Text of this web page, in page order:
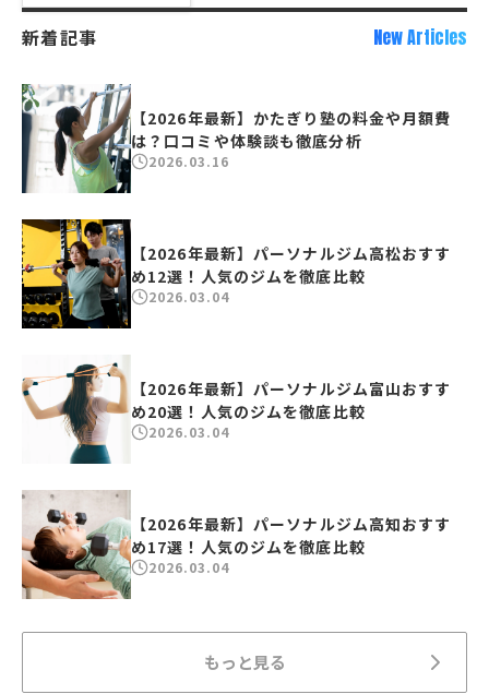
新着記事 New Articles
【2026年最新】かたぎり塾の料金や月額費
は？口コミや体験談も徹底分析
2026.03.16
【2026年最新】パーソナルジム高松おすす
め12選！人気のジムを徹底比較
2026.03.04
【2026年最新】パーソナルジム富山おすす
め20選！人気のジムを徹底比較
2026.03.04
【2026年最新】パーソナルジム高知おすす
め17選！人気のジムを徹底比較
2026.03.04
もっと見る